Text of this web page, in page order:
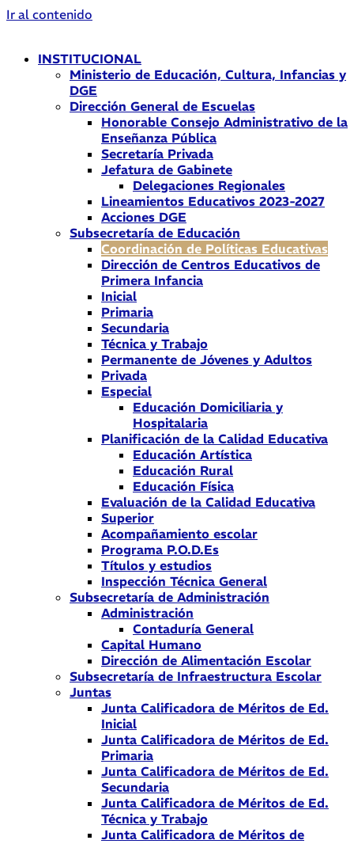
Ir al contenido
INSTITUCIONAL
Ministerio de Educación, Cultura, Infancias y
DGE
Dirección General de Escuelas
Honorable Consejo Administrativo de la
Enseñanza Pública
Secretaría Privada
Jefatura de Gabinete
Delegaciones Regionales
Lineamientos Educativos 2023-2027
Acciones DGE
Subsecretaría de Educación
Coordinación de Políticas Educativas
Dirección de Centros Educativos de
Primera Infancia
Inicial
Primaria
Secundaria
Técnica y Trabajo
Permanente de Jóvenes y Adultos
Privada
Especial
Educación Domiciliaria y
Hospitalaria
Planificación de la Calidad Educativa
Educación Artística
Educación Rural
Educación Física
Evaluación de la Calidad Educativa
Superior
Acompañamiento escolar
Programa P.O.D.Es
Títulos y estudios
Inspección Técnica General
Subsecretaría de Administración
Administración
Contaduría General
Capital Humano
Dirección de Alimentación Escolar
Subsecretaría de Infraestructura Escolar
Juntas
Junta Calificadora de Méritos de Ed.
Inicial
Junta Calificadora de Méritos de Ed.
Primaria
Junta Calificadora de Méritos de Ed.
Secundaria
Junta Calificadora de Méritos de Ed.
Técnica y Trabajo
Junta Calificadora de Méritos de